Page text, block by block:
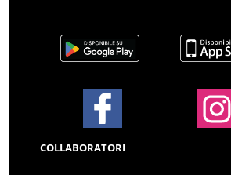
COLLABORATORI